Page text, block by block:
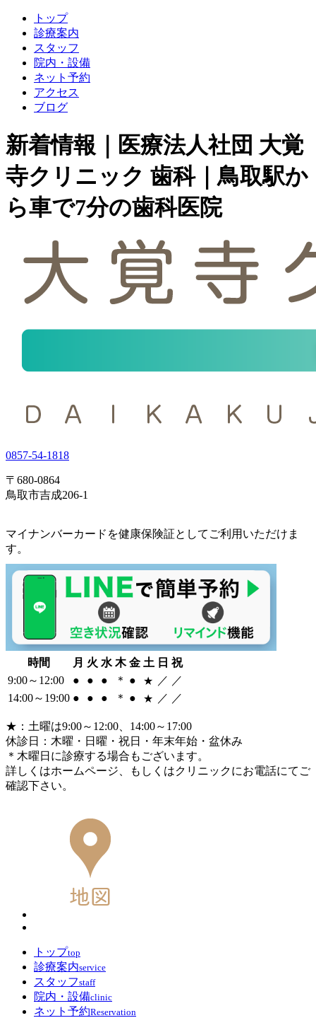
トップ
診療案内
スタッフ
院内・設備
ネット予約
アクセス
ブログ
新着情報｜医療法人社団 大覚
寺クリニック 歯科｜鳥取駅か
ら車で7分の歯科医院
0857-54-1818
〒680-0864
鳥取市吉成206-1
マイナンバーカードを健康保険証としてご利用いただけま
す。
時間 月 火 水 木 金 土 日 祝
9:00～12:00
● ● ● ＊ ● ★ ／ ／
14:00～19:00 ● ● ● ＊ ● ★ ／ ／
★ ：土曜は9:00～12:00、14:00～17:00
休診日：木曜・日曜・祝日・年末年始・盆休み
＊ 木曜日に診療する場合もございます。
詳しくはホームページ、もしくはクリニックにお電話にてご
確認下さい。
トップtop
診療案内service
スタッフstaff
院内・設備clinic
ネット予約Reservation